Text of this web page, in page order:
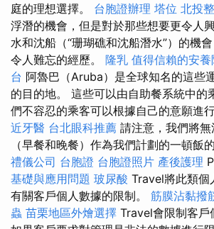
庭的理想選擇。 台胞證辦理 塔位 北投
浮潛的機會，但是對於那些想要更令人
水和沈船（“珊瑚礁和沈船潛水”）的機
令人難忘的經歷。 隆乳 值得信賴的安
台 阿魯巴（Aruba）是全球知名的這些
的目的地。 這些可以由自助餐系統中的
們不容忍的乘客可以根據自己的意願進
近牙醫 台北眼科推薦 請注意，我們將
（早餐和晚餐）作為我們計劃的一頓飯
禮儀公司 台胞證 台胞證照片 產後護理
基礎與應用問題 玻尿酸 Travel將此類個
有關客戶個人數據的限制。 筋膜沾黏撥
蟲 苗栗地區外燴選擇 Travel會限制客戶